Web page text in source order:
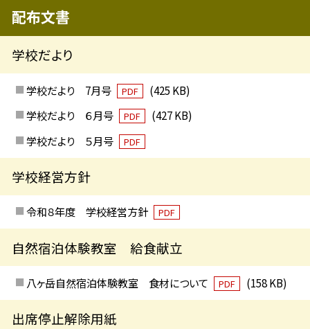
配布文書
学校だより
学校だより 7月号 PDF
(425 KB)
学校だより ６月号
PDF
(427 KB)
学校だより ５月号
PDF
学校経営方針
令和８年度 学校経営方針 PDF
自然宿泊体験教室 給食献立
八ヶ岳自然宿泊体験教室 食材について PDF (158 KB)
出席停止解除用紙